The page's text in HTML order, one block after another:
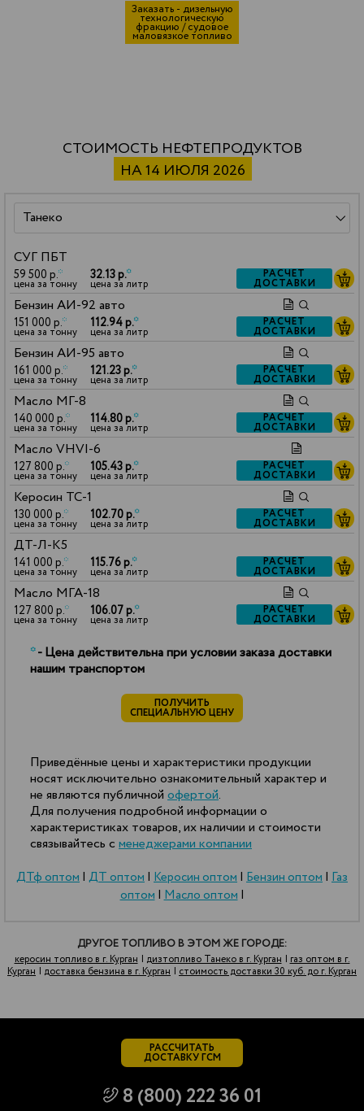
Заказать - дизельную
технологическую
фракцию / судовое
маловязкое топливо
СТОИМОСТЬ НЕФТЕПРОДУКТОВ
НА 14 ИЮЛЯ 2026
СУГ ПБТ
59 500 р.*
цена за тонну
32.13 р.*
цена за литр
РАСЧЕТ
ДОСТАВКИ
Бензин АИ-92 авто
151 000 р.*
цена за тонну
112.94 р.*
цена за литр
РАСЧЕТ
ДОСТАВКИ
Бензин АИ-95 авто
161 000 р.*
цена за тонну
121.23 р.*
цена за литр
РАСЧЕТ
ДОСТАВКИ
Масло МГ-8
140 000 р.*
цена за тонну
114.80 р.*
цена за литр
РАСЧЕТ
ДОСТАВКИ
Масло VHVI-6
127 800 р.*
цена за тонну
105.43 р.*
цена за литр
РАСЧЕТ
ДОСТАВКИ
Керосин ТС-1
130 000 р.*
цена за тонну
102.70 р.*
цена за литр
РАСЧЕТ
ДОСТАВКИ
ДТ-Л-К5
141 000 р.*
цена за тонну
115.76 р.*
цена за литр
РАСЧЕТ
ДОСТАВКИ
Масло МГА-18
127 800 р.*
цена за тонну
106.07 р.*
цена за литр
РАСЧЕТ
ДОСТАВКИ
*- Цена действительна при условии заказа доставки
нашим транспортом
ПОЛУЧИТЬ
СПЕЦИАЛЬНУЮ ЦЕНУ
Приведённые цены и характеристики продукции
носят исключительно ознакомительный характер и
не являются публичной офертой.
Для получения подробной информации о
характеристиках товаров, их наличии и стоимости
связывайтесь с менеджерами компании
ДТф оптом| ДТ оптом| Керосин оптом| Бензин оптом| Газ
оптом|Масло оптом|
ДРУГОЕ ТОПЛИВО В ЭТОМ ЖЕ ГОРОДЕ:
керосин топливо в г. Курган | дизтопливо Танеко в г. Курган | газ оптом в г.
Курган | доставка бензина в г. Курган | стоимость доставки 30 куб. до г. Курган
РАССЧИТАТЬ
ДОСТАВКУ ГСМ
8 (800) 222 36 01